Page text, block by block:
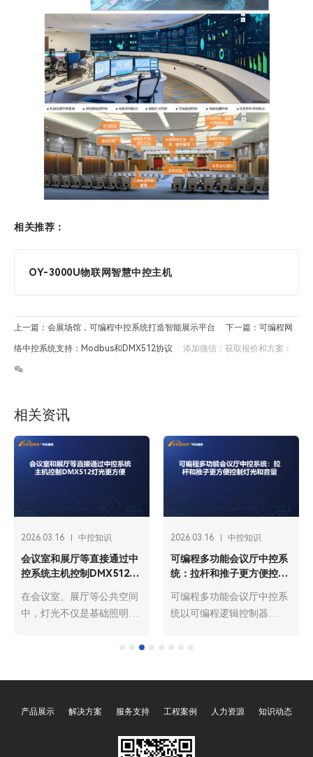
相关推荐：
OY-3000U物联网智慧中控主机
上一篇：会展场馆，可编程中控系统打造智能展示平台​ 下一篇：可编程网
络中控系统支持：Modbus和DMX512协议 添加微信：获取报价和方案：
相关资讯
2026.03.16 中控知识
会议室和展厅等直接通过中
控系统主机控制DMX512灯
在会议室、展厅等公共空间
中，灯光不仅是基础照明工
与公共空间的主流选择，凭
效果呈现，成为提升空间质
主机直接控制DMX512灯
2026.03.16 中控知识
可编程多功能会议厅中控系
统：拉杆和推子更方便控制
可编程多功能会议厅中控系
统以可编程逻辑控制器
活编程，实现多设备的集中
于政企单位、高校、会展中
系统相比，其核心优势在
产品展示 解决方案 服务支持 工程案例 人力资源 知识动态